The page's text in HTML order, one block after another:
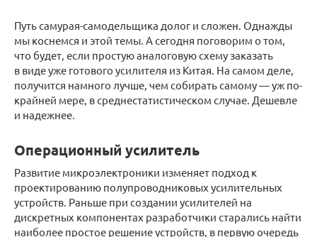
Путь самурая-самодельщика долог и сложен. Однажды
мы коснемся и этой темы. А сегодня поговорим о том,
что будет, если простую аналоговую схему заказать
в виде уже готового усилителя из Китая. На самом деле,
получится намного лучше, чем собирать самому — уж по-
крайней мере, в среднестатистическом случае. Дешевле
и надежнее.
Операционный усилитель
Развитие микроэлектроники изменяет подход к
проектированию полупроводниковых усилительных
устройств. Раньше при создании усилителей на
дискретных компонентах разработчики старались найти
наиболее простое решение устройств, в первую очередь